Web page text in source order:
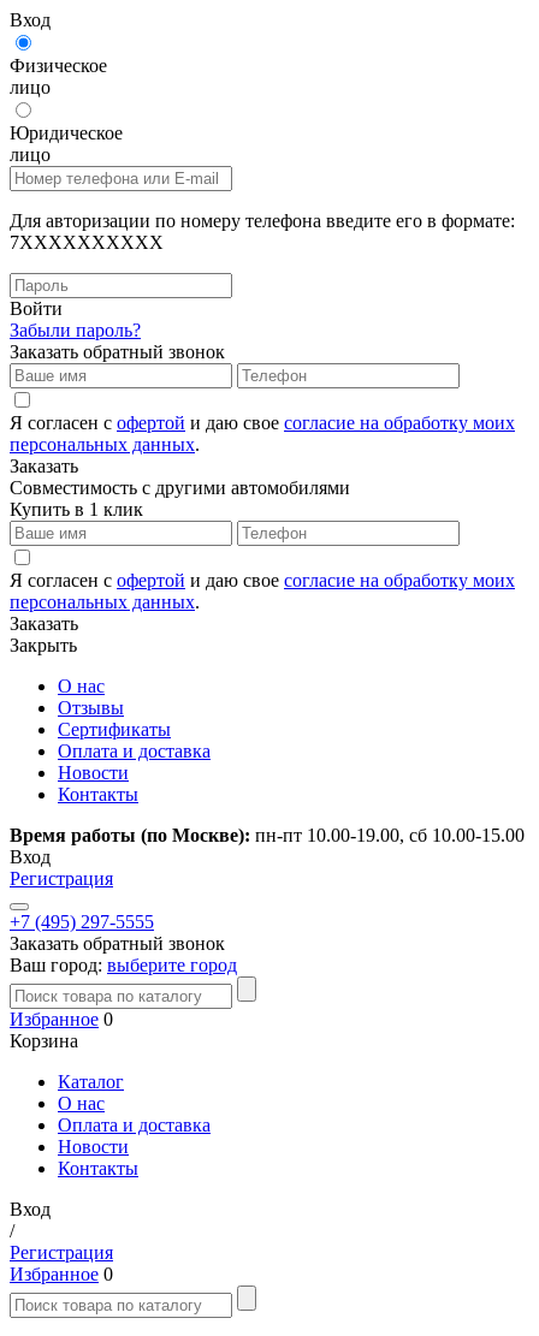
Вход
Физическое
лицо
Юридическое
лицо
Для авторизации по номеру телефона введите его в формате:
7XXXXXXXXXX
Войти
Забыли пароль?
Заказать обратный звонок
Я согласен с офертой и даю свое согласие на обработку моих
персональных данных.
Заказать
Совместимость с другими автомобилями
Купить в 1 клик
Я согласен с офертой и даю свое согласие на обработку моих
персональных данных.
Заказать
Закрыть
О нас
Отзывы
Сертификаты
Оплата и доставка
Новости
Контакты
Время работы (по Москве): пн-пт 10.00-19.00, сб 10.00-15.00
Вход
Регистрация
+7 (495) 297-5555
Заказать обратный звонок
Ваш город: выберите город
Избранное 0
Корзина
Каталог
О нас
Оплата и доставка
Новости
Контакты
Вход
/
Регистрация
Избранное 0